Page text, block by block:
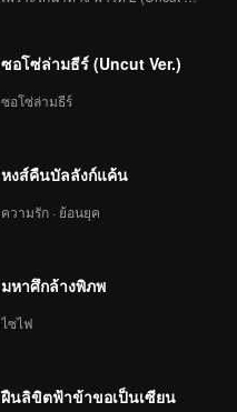
ซอโซ่ล่ามธีร์ (Uncut Ver.)
ซอโซ่ล่ามธีร์
หงส์คืนบัลลังก์แค้น
ความรัก · ย้อนยุค
มหาศึกล้างพิภพ
ไซไฟ
ฝืนลิขิตฟ้าข้าขอเป็นเซียน